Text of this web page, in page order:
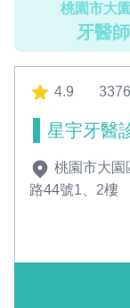
桃園市大
牙醫師
4.9
星宇牙醫
桃園市大園
路44號1、2樓